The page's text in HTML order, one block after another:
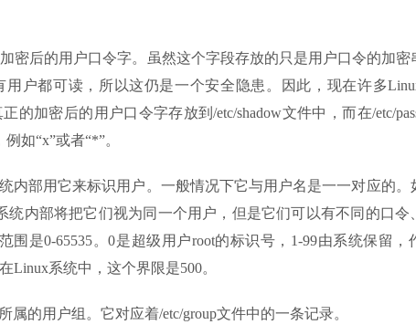
密后的用户口令字。虽然这个字段存放的只是用户口令的加密
用户都可读，所以这仍是一个安全隐患。因此，现在许多
的加密后的用户口令字存放到/etc/shadow文件中，而在/etc/
如“x”或者“*”。
内部用它来标识用户。一般情况下它与用户名是一一对应的。
统内部将把它们视为同一个用户，但是它们可以有不同的口令
围是0-65535。0是超级用户root的标识号，1-99由系统保留，
Linux系统中，这个界限是500。
的用户组。它对应着/etc/group文件中的一条记录。